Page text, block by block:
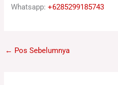
Whatsapp:+6285299185743
← Pos Sebelumnya